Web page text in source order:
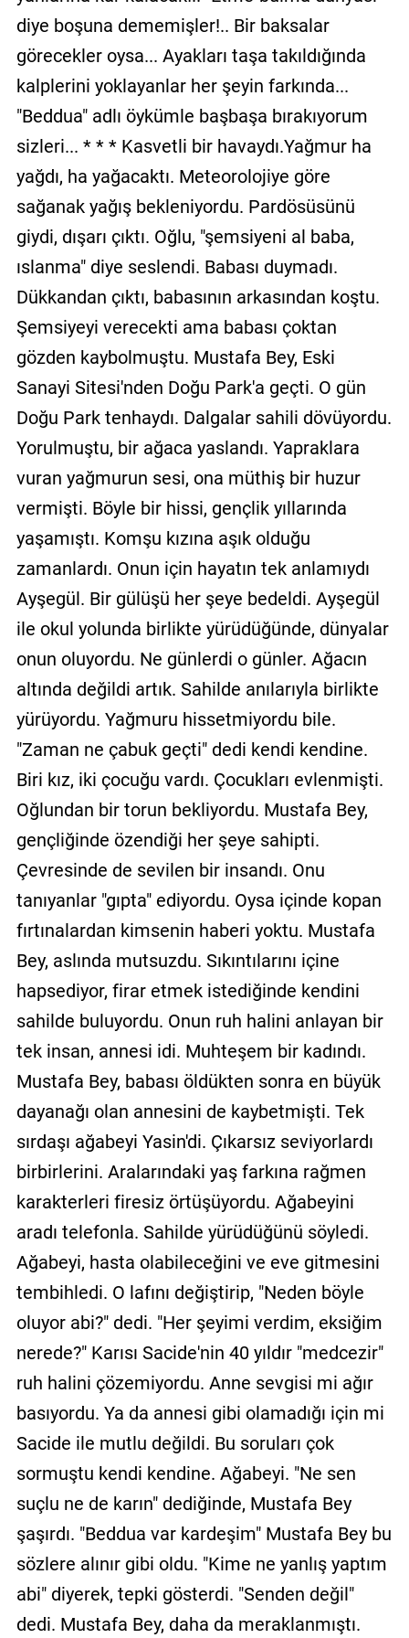
GALERİ
VİDEO
YAZARLAR
BİZE
Künye
İletişim
Gizlilik
Sözleşmesi
Kullanıcı
Sözleşmesi
diye boşuna dememişler!.. Bir baksalar
görecekler oysa... Ayakları taşa takıldığında
kalplerini yoklayanlar her şeyin farkında...
"Beddua" adlı öykümle başbaşa bırakıyorum
sizleri... * * * Kasvetli bir havaydı.Yağmur ha
yağdı, ha yağacaktı. Meteorolojiye göre
sağanak yağış bekleniyordu. Pardösüsünü
giydi, dışarı çıktı. Oğlu, "şemsiyeni al baba,
ıslanma" diye seslendi. Babası duymadı.
Dükkandan çıktı, babasının arkasından koştu.
Şemsiyeyi verecekti ama babası çoktan
gözden kaybolmuştu. Mustafa Bey, Eski
Sanayi Sitesi'nden Doğu Park'a geçti. O gün
Doğu Park tenhaydı. Dalgalar sahili dövüyordu.
Yorulmuştu, bir ağaca yaslandı. Yapraklara
vuran yağmurun sesi, ona müthiş bir huzur
vermişti. Böyle bir hissi, gençlik yıllarında
yaşamıştı. Komşu kızına aşık olduğu
zamanlardı. Onun için hayatın tek anlamıydı
Ayşegül. Bir gülüşü her şeye bedeldi. Ayşegül
ile okul yolunda birlikte yürüdüğünde, dünyalar
onun oluyordu. Ne günlerdi o günler. Ağacın
altında değildi artık. Sahilde anılarıyla birlikte
yürüyordu. Yağmuru hissetmiyordu bile.
"Zaman ne çabuk geçti" dedi kendi kendine.
Biri kız, iki çocuğu vardı. Çocukları evlenmişti.
Oğlundan bir torun bekliyordu. Mustafa Bey,
gençliğinde özendiği her şeye sahipti.
Çevresinde de sevilen bir insandı. Onu
tanıyanlar "gıpta" ediyordu. Oysa içinde kopan
fırtınalardan kimsenin haberi yoktu. Mustafa
Bey, aslında mutsuzdu. Sıkıntılarını içine
hapsediyor, firar etmek istediğinde kendini
sahilde buluyordu. Onun ruh halini anlayan bir
tek insan, annesi idi. Muhteşem bir kadındı.
Mustafa Bey, babası öldükten sonra en büyük
dayanağı olan annesini de kaybetmişti. Tek
sırdaşı ağabeyi Yasin'di. Çıkarsız seviyorlardı
birbirlerini. Aralarındaki yaş farkına rağmen
karakterleri firesiz örtüşüyordu. Ağabeyini
aradı telefonla. Sahilde yürüdüğünü söyledi.
Ağabeyi, hasta olabileceğini ve eve gitmesini
tembihledi. O lafını değiştirip, "Neden böyle
oluyor abi?" dedi. "Her şeyimi verdim, eksiğim
nerede?" Karısı Sacide'nin 40 yıldır "medcezir"
ruh halini çözemiyordu. Anne sevgisi mi ağır
basıyordu. Ya da annesi gibi olamadığı için mi
Sacide ile mutlu değildi. Bu soruları çok
sormuştu kendi kendine. Ağabeyi. "Ne sen
suçlu ne de karın" dediğinde, Mustafa Bey
şaşırdı. "Beddua var kardeşim" Mustafa Bey bu
sözlere alınır gibi oldu. "Kime ne yanlış yaptım
abi" diyerek, tepki gösterdi. "Senden değil"
dedi. Mustafa Bey, daha da meraklanmıştı.